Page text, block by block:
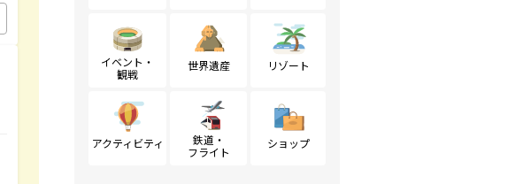
イベント・
観戦
世界遺産 リゾート
アクティビティ
鉄道・
フライト
ショップ